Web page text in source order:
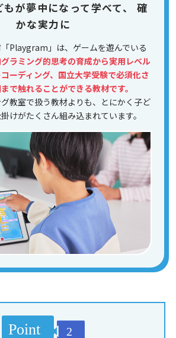
が夢中になって学べて、
確
かな実力に
Playgram」は、ゲームを遊んでいる
ラミング的思考の育成から実用レベル
ーディング、国立大学受験で必須化さ
で触れることができる教材です。
教室で扱う教材よりも、とにかく子ど
けがたくさん組み込まれています。